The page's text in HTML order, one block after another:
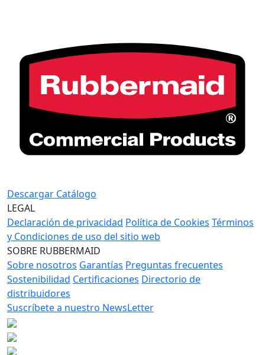
Descargar Catálogo
LEGAL
Declaración de privacidad Política de Cookies Términos
y Condiciones de uso del sitio web
SOBRE RUBBERMAID
Sobre nosotros Garantías Preguntas frecuentes
Sostenibilidad Certificaciones Directorio de
distribuidores
Suscríbete a nuestro NewsLetter